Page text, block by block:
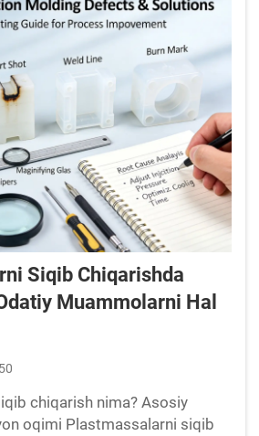
Siqib Chiqarishda
Muammolarni Hal
chiqarish nima? Asosiy
oqimi Plastmassalarni siqib